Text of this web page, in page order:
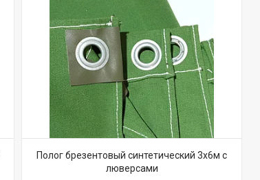
Полог брезентовый синтетический 3х6м с
люверсами